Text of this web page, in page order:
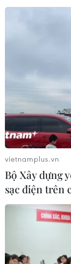
vietnamplus.vn
Bộ Xây dựng
sạc điện trên